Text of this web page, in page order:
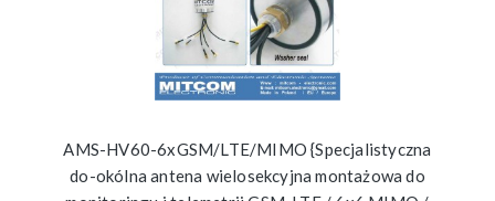
AMS-HV60-6xGSM/LTE/MIMO {Specjalistyczna
do-okólna antena wielosekcyjna montażowa do